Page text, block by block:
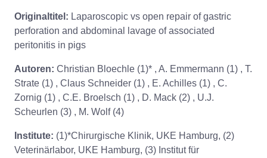
Originaltitel: Laparoscopic vs open repair of gastric
perforation and abdominal lavage of associated
peritonitis in pigs
Autoren: Christian Bloechle (1)* , A. Emmermann (1) , T.
Strate (1) , Claus Schneider (1) , E. Achilles (1) , C.
Zornig (1) , C.E. Broelsch (1) , D. Mack (2) , U.J.
Scheurlen (3) , M. Wolf (4)
Institute: (1)*Chirurgische Klinik, UKE Hamburg, (2)
Veterinärlabor, UKE Hamburg, (3) Institut für